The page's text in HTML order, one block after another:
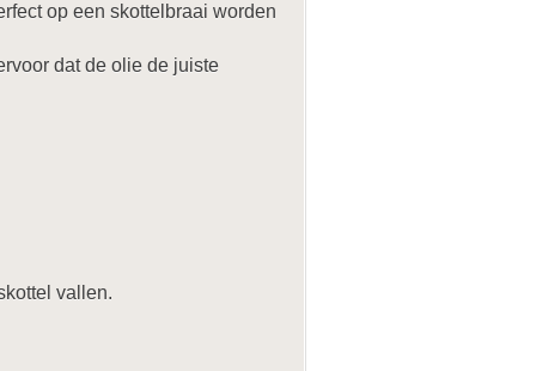
op een skottelbraai worden
dat de olie de juiste
vallen.